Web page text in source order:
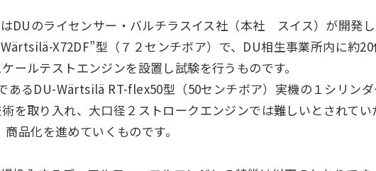
DUのライセンサー・バルチラスイス社（本社 スイス）が開発
X72DF”型（７２センチボア）で、DU相生事業所内に約
ールテストエンジンを設置し試験を行うものです。
あるDU-Wärtsilä RT-flex50型（50センチボア）実機の１シリン
を取り入れ、大口径２ストロークエンジンでは難しいとされて
品化を進めていくものです。